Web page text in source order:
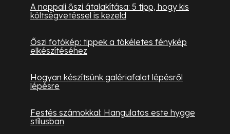
A nappali őszi átalakítása: 5 tipp, hogy kis
költségvetéssel is kezeld
Őszi fotókép: tippek a tökéletes fénykép
elkészítéséhez
Hogyan készítsünk galériafalat lépésről
lépésre
Festés számokkal: Hangulatos este hygge
stílusban